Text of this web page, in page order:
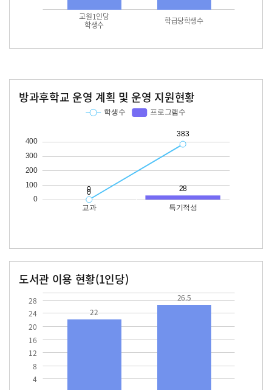
교원1인당
학생수 학급당학생수
방과후학교 운영 계획 및 운영 지원현황
도서관 이용 현황(1인당)
4
8
12
16
20
24
28
22
26.5